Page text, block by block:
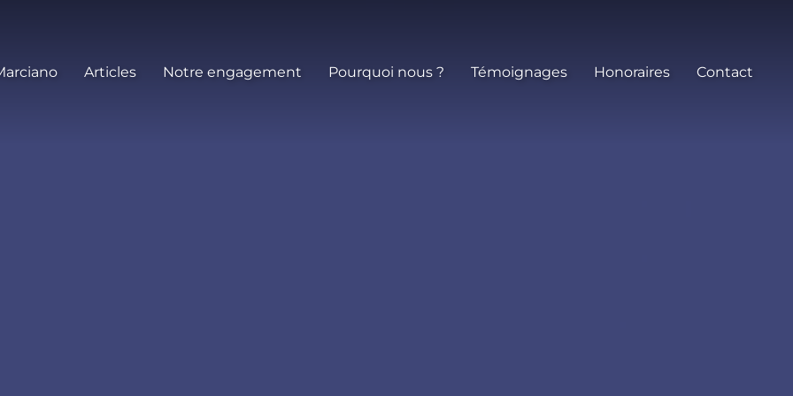
Articles Notre engagement Pourquoi nous ? Témoignages Honoraires Contact